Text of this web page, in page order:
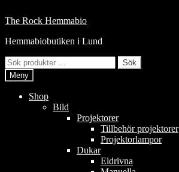
till
Hoppa
navigering
Hoppa
innehåll
The Rock Hemmabio
Hemmabiobutiken i Lund
Sök
efter:
Sök
Meny
Shop
Bild
Projektorer
Tillbehör projektorer
Projektorlampor
Dukar
Eldrivna